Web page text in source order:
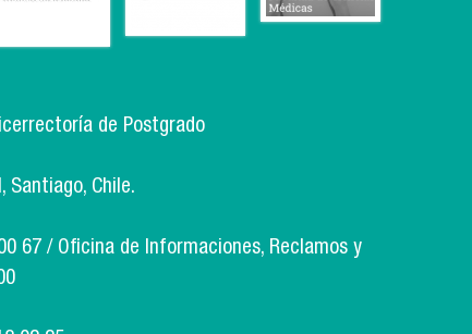
de Postgrado
Santiago, Chile.
67 / Oficina de Informaciones, Reclamos y